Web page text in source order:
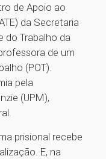
de Apoio ao
da Secretaria
do Trabalho da
de um
(POT).
pela
(UPM),
prisional recebe
E, na